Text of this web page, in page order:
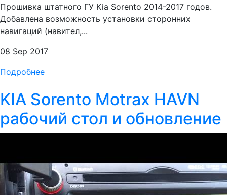
Прошивка штатного ГУ Kia Sorento 2014-2017 годов.
Добавлена возможность установки сторонних
навигаций (навител,...
08 Sep 2017
Подробнее
KIA Sorento Motrax HAVN
рабочий стол и обновление